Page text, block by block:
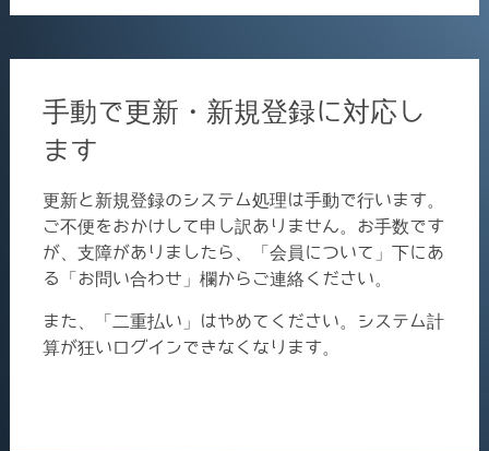
手動で更新・新規登録に対応し
ます
更新と新規登録のシステム処理は手動で行います。
ご不便をおかけして申し訳ありません。お手数です
が、支障がありましたら、「会員について」下にあ
る「お問い合わせ」欄からご連絡ください。
また、「二重払い」はやめてください。システム計
算が狂いログインできなくなります。